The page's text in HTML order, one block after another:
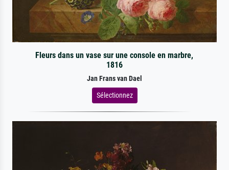
Fleurs dans un vase sur une console en marbre,
1816
Jan Frans van Dael
Sélectionnez